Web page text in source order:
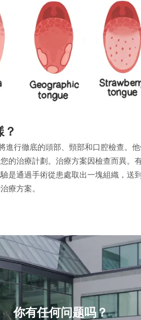
行徹底的頭部、頸部和口腔檢查。
的治療計劃。治療方案因檢查而異。
是通過手術從患處取出一塊組織，送
療方案。
你有任何问题吗？